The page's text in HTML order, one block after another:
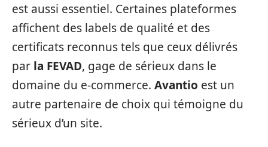
est aussi essentiel. Certaines plateformes
affichent des labels de qualité et des
certificats reconnus tels que ceux délivrés
par la FEVAD, gage de sérieux dans le
domaine du e-commerce. Avantio est un
autre partenaire de choix qui témoigne du
sérieux d’un site.